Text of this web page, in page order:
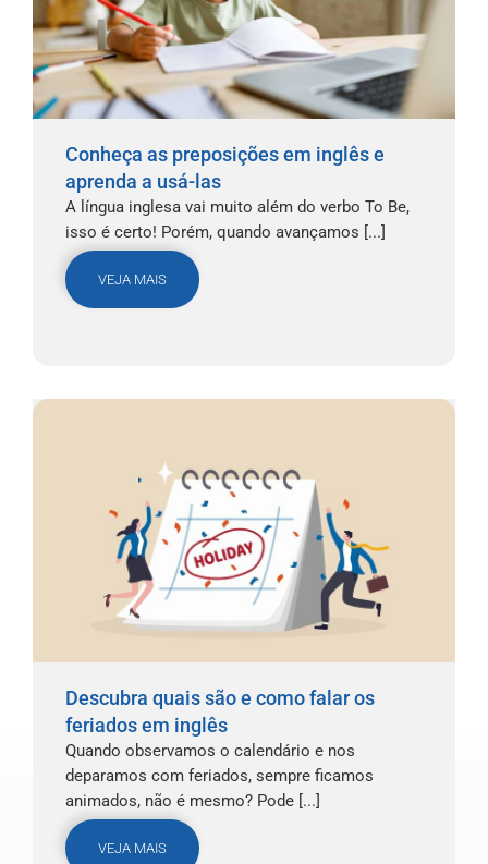
Conheça as preposições em inglês e
aprenda a usá-las
A língua inglesa vai muito além do verbo To Be,
isso é certo! Porém, quando avançamos [...]
VEJA MAIS
Descubra quais são e como falar os
feriados em inglês
Quando observamos o calendário e nos
deparamos com feriados, sempre ficamos
animados, não é mesmo? Pode [...]
VEJA MAIS